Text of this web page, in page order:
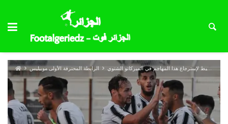
الرابطة المحترفة الأولى موبيليس وفاق سطيف: إستعدادات حثيثة لمواجهة أولمبي الشلف و التخطيط لإسترجاع هذا المهاجم في الميركاتو الشتوي